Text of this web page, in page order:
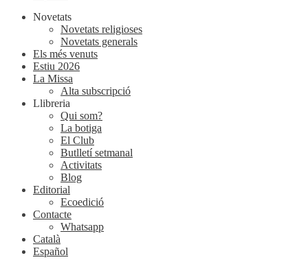
Novetats
Novetats religioses
Novetats generals
Els més venuts
Estiu 2026
La Missa
Alta subscripció
Llibreria
Qui som?
La botiga
El Club
Butlletí setmanal
Activitats
Blog
Editorial
Ecoedició
Contacte
Whatsapp
Català
Español